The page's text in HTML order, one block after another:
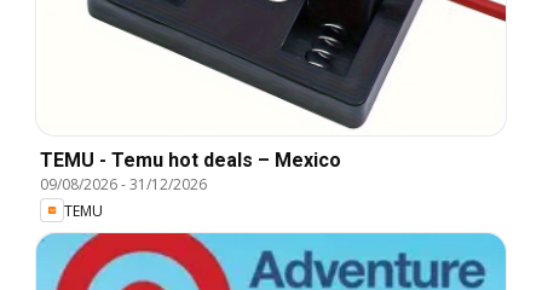
TEMU - Temu hot deals – Mexico
09/08/2026-31/12/2026
TEMU